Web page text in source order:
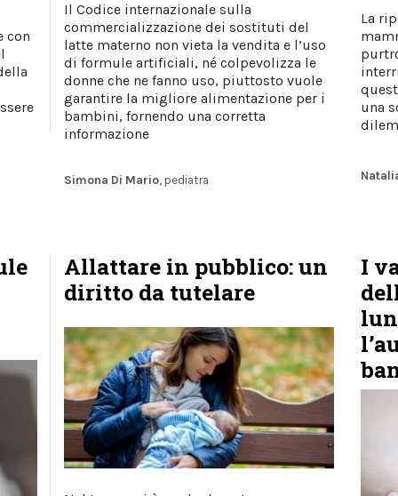
con
Simona Di Mario, pediatra
Il Codice internazionale sulla
commercializzazione dei sostituti del
latte materno non vieta la vendita e l’uso
di formule artificiali, né colpevolizza le
donne che ne fanno uso, piuttosto vuole
garantire la migliore alimentazione per i
bambini, fornendo una corretta
informazione
La
una
Allattare in pubblico: un
diritto da tutelare
I